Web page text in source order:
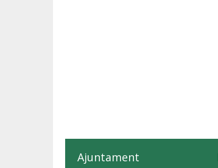
Ajuntament